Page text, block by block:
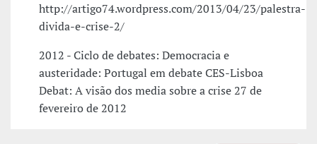
http://artigo74.wordpress.com/2013/04/23/palestra-
divida-e-crise-2/
2012 - Ciclo de debates: Democracia e
austeridade: Portugal em debate CES-Lisboa
Debat: A visão dos media sobre a crise 27 de
fevereiro de 2012